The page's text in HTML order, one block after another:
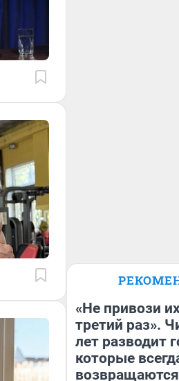
«Не привози
третий раз».
лет разводит
которые
возвращаются